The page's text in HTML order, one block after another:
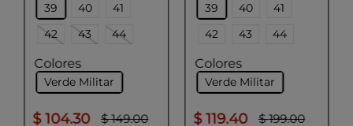
39 40
41
42
43 44
Colores
Verde Militar
$ 104.30 $ 149.00
39 40
41
42
43 44
Colores
Verde Militar
$ 119.40 $ 199.00